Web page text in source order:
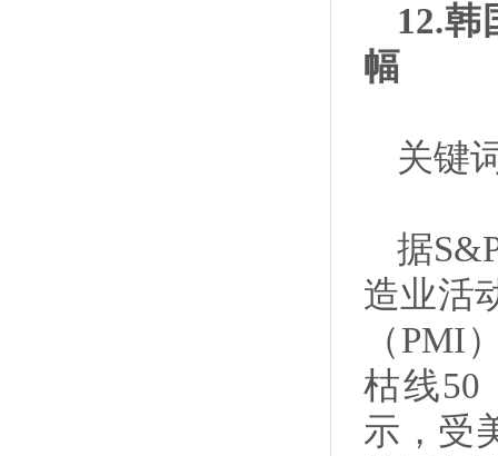
12.韩
幅
关键
据
造业活
（PMI
枯线50
示，受